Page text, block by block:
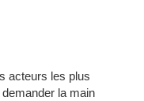
acteurs les plus
la main